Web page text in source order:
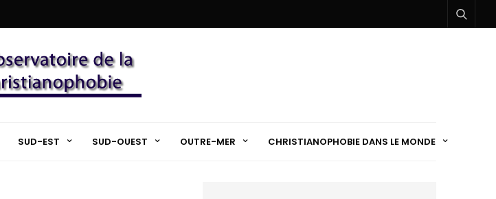
SUD-EST SUD-OUEST OUTRE-MER CHRISTIANOPHOBIE DANS LE MONDE